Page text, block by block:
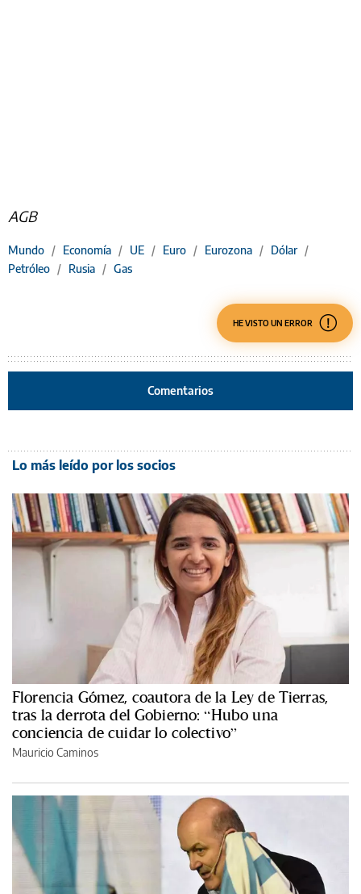
AGB
Mundo / Economía / UE / Euro / Eurozona / Dólar /
Petróleo / Rusia / Gas
HE VISTO UN ERROR
Comentarios
Lo más leído por los socios
Florencia Gómez, coautora de la Ley de Tierras,
tras la derrota del Gobierno: “Hubo una
conciencia de cuidar lo colectivo”
Mauricio Caminos